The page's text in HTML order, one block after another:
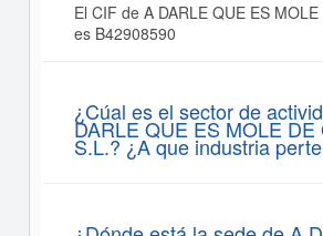
El CIF de A DARLE QUE ES
es B42908590
¿Cúal es el sector de
DARLE QUE ES MOLE DE
S.L.? ¿A que industria